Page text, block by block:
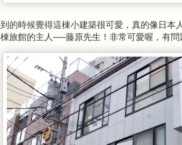
到的時候覺得這棟小建築很可愛，真的像日本
棟旅館的主人──藤原先生！非常可愛喔，有問